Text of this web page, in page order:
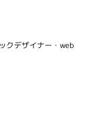
クデザイナー・web